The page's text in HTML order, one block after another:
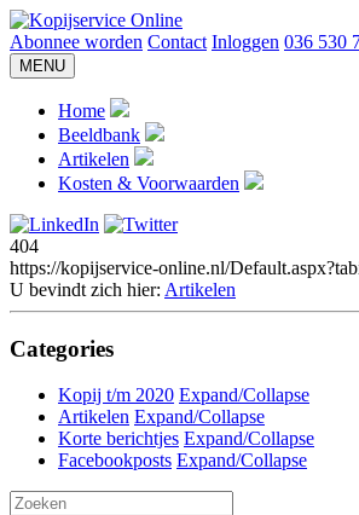
Abonnee worden Contact Inloggen 036 530
MENU
Home
Beeldbank
Artikelen
Kosten & Voorwaarden
404
https://kopijservice-online.nl/
U bevindt zich hier: Artikelen
Categories
Kopij t/m 2020 Expand/Collapse
Artikelen Expand/Collapse
Korte berichtjes Expand/Collapse
Facebookposts Expand/Collapse